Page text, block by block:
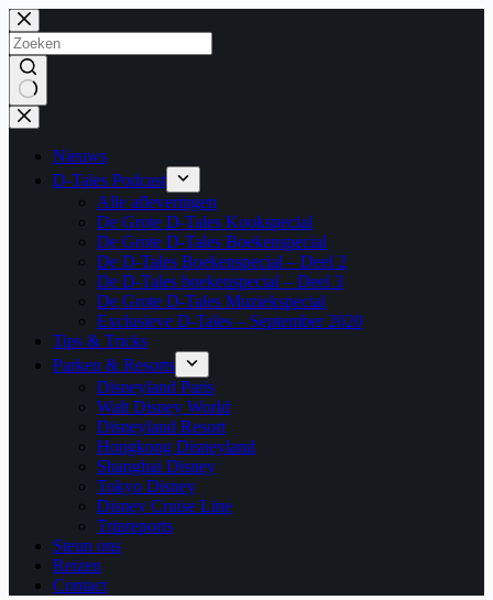
Ga
naar
de
inhoud
Geen
resultaten
Nieuws
D-Tales Podcast
Alle afleveringen
De Grote D-Tales Kookspecial
De Grote D-Tales Boekenspecial
De D-Tales Boekenspecial – Deel 2
De D-Tales boekenspecial – Deel 3
De Grote D-Tales Muziekspecial
Exclusieve D-Tales – September 2020
Tips & Tricks
Parken & Resorts
Disneyland Paris
Walt Disney World
Disneyland Resort
Hongkong Disneyland
Shanghai Disney
Tokyo Disney
Disney Cruise Line
Tripreports
Steun ons
Reizen
Contact